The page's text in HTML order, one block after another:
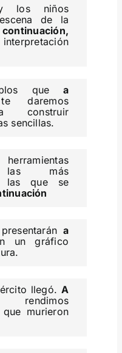
los niños
de la
que a
te daremos
construir
sencillas.
las más
las que se
a
un gráfico
llegó. A
murieron